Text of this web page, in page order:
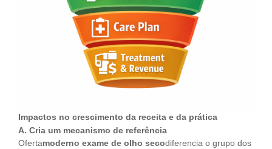
Impactos no crescimento da receita e da prática
A. Cria um mecanismo de referência
Ofertamoderno exame de olho secodiferencia o grupo dos